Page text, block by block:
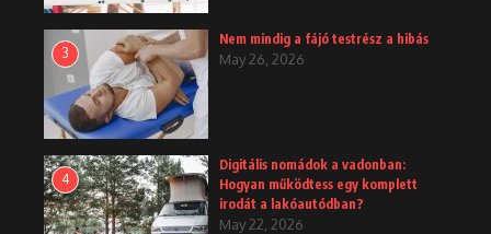
3
Nem mindig a fájó testrész a hibás
May 26, 2026
4
Digitális nomádok a vadonban:
Hogyan működtess egy komplett
irodát a lakóautódban?
May 22, 2026